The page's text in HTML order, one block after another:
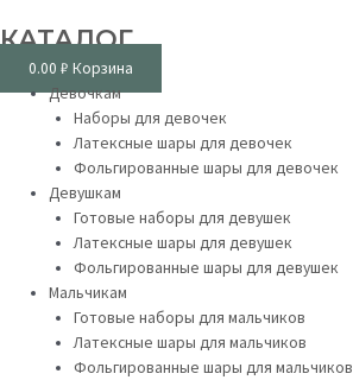
КАТАЛОГ
0.00 ₽ Корзина
Девочкам
Наборы для девочек
Латексные шары для девочек
Фольгированные шары для девочек
Девушкам
Готовые наборы для девушек
Латексные шары для девушек
Фольгированные шары для девушек
Мальчикам
Готовые наборы для мальчиков
Латексные шары для мальчиков
Фольгированные шары для мальчиков